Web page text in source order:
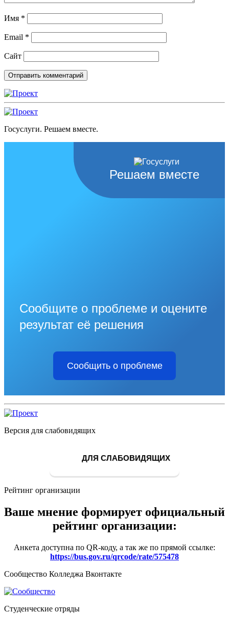
Имя *
Email *
Сайт
Госуслуги. Решаем вместе.
Решаем вместе
Сообщите о проблеме и оцените
результат её решения
Сообщить о проблеме
Версия для слабовидящих
ДЛЯ СЛАБОВИДЯЩИХ
Рейтинг организации
Ваше мнение формирует официальный
рейтинг организации:
Анкета доступна по QR-коду, а так же по прямой ссылке:
https://bus.gov.ru/qrcode/rate/575478
Сообщество Колледжа Вконтакте
Студенческие отряды